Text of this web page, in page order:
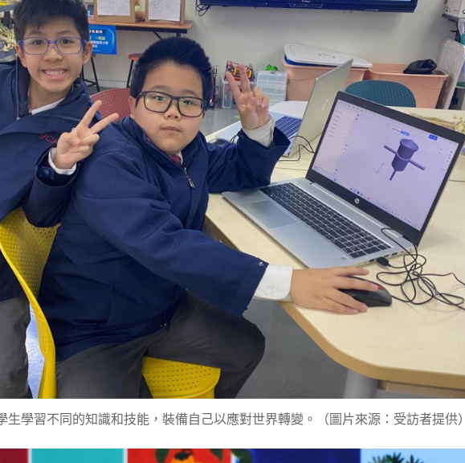
生學習不同的知識和技能，裝備自己以應對世界轉變。（圖片來源：受訪者提供）